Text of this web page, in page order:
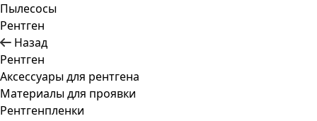
Пылесосы
Рентген
Назад
Рентген
Аксессуары для рентгена
Материалы для проявки
Рентгенпленки